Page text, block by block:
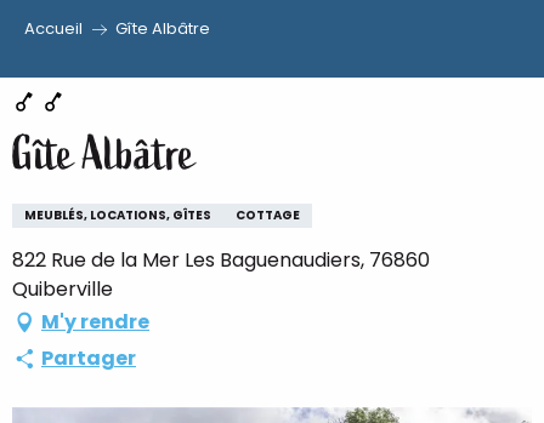
au
contenu
principal
Accueil Gîte Albâtre
Gîte Albâtre
MEUBLÉS, LOCATIONS, GÎTES COTTAGE
822 Rue de la Mer Les Baguenaudiers, 76860
Quiberville
M'y rendre
Partager